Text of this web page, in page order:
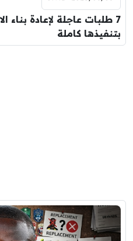
7 طلبات عاجلة لإعادة بناء
بتنفيذها كاملة